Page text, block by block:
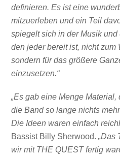
definieren. Es ist eine
mitzuerleben und ein Teil
spiegelt sich in der Musik
den jeder bereit ist, nicht zum
sondern für das größere
einzusetzen.“
„Es gab eine Menge
die Band so lange nichts
Die Ideen waren einfach
Bassist Billy Sherwood.„Das
wir mit THE QUEST fertig